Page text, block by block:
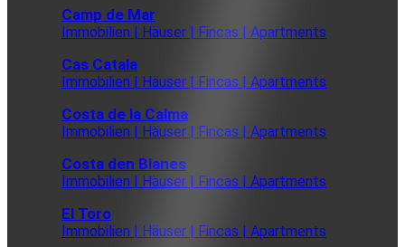
Camp de Mar
Immobilien | Häuser | Fincas | Apartments
Cas Catala
Immobilien | Häuser | Fincas | Apartments
Costa de la Calma
Immobilien | Häuser | Fincas | Apartments
Costa den Blanes
Immobilien | Häuser | Fincas | Apartments
El Toro
Immobilien | Häuser | Fincas | Apartments